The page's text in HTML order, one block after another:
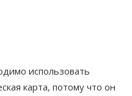
использовать
карта, потому что он